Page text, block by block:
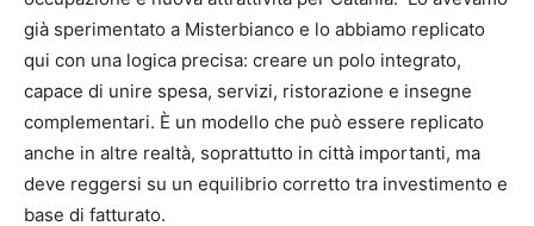
già sperimentato a Misterbianco e lo abbiamo replicato
qui con una logica precisa: creare un polo integrato,
capace di unire spesa, servizi, ristorazione e insegne
complementari. È un modello che può essere replicato
anche in altre realtà, soprattutto in città importanti, ma
deve reggersi su un equilibrio corretto tra investimento e
base di fatturato.